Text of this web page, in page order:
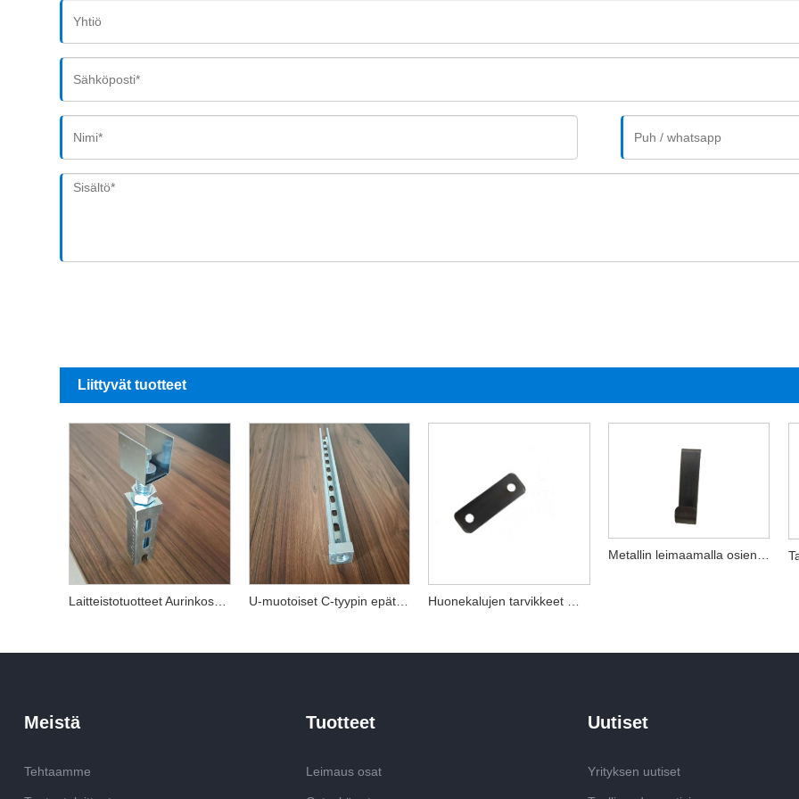
Liittyvät tuotteet
U-muotoiset C-tyypin epätyypilliset räätälöidyt leimausosat
Metallin leimaamalla osien jalostus laitteiston tuotteita
Meistä
Tehtaamme
Tuotteet
Leimaus osat
Uutiset
Yrityksen uutiset